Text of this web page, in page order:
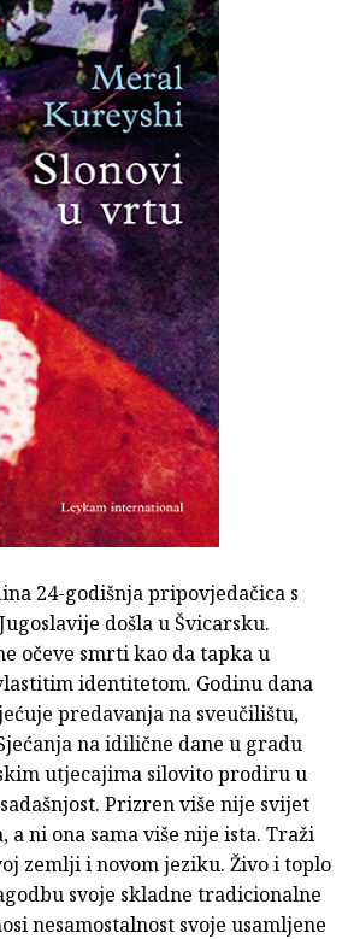
24-godišnja pripovjedačica s
došla u Švicarsku.
očeve smrti kao da tapka u
identitetom. Godinu dana
predavanja na sveučilištu,
na idilične dane u gradu
utjecajima silovito prodiru u
Prizren više nije svijet
a ni ona sama više nije ista. Traži
zemlji i novom jeziku. Živo i toplo
svoje skladne tradicionalne
nesamostalnost svoje usamljene